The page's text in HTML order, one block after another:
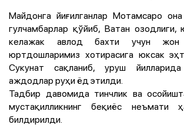
Майдонга йиғилганлар Мотамсаро
гулчамбарлар қўйиб, Ватан озодлиги,
келажак авлод бахти учун
юртдошларимиз хотирасига юксак
Сукунат сақланиб, уруш
аждодлар руҳи ёд этилди.
Тадбир давомида тинчлик ва
мустақилликнинг беқиёс неъмати
билдирилди.